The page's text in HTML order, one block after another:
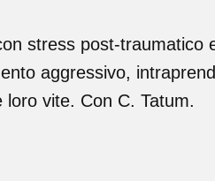
stress post-traumatico
aggressivo,
loro vite. Con C. Tatum.